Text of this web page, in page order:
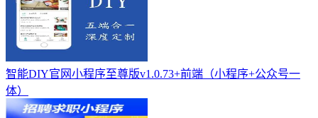
智能DIY官网小程序至尊版v1.0.73+前端（小程序+公众号一
体）